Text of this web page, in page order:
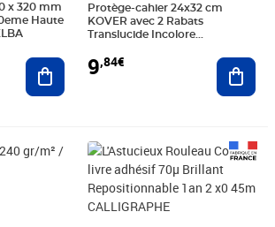
x 320 mm
Haute
Ajouter au panier
Protège-cahier 24x32 cm
KOVER avec 2 Rabats
Translucide Incolore
9,84€
Prix 6,02€